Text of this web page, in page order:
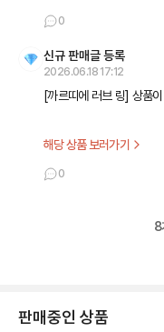
0
신규 판매글 등록
2026.06.18 17:12
[까르띠에 러브 링] 상품
해당 상품 보러가기
0
8
판매중인 상품